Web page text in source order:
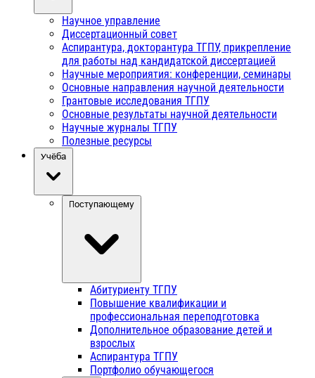
Научное управление
Диссертационный совет
Аспирантура, докторантура ТГПУ, прикрепление
для работы над кандидатской диссертацией
Научные мероприятия: конференции, семинары
Основные направления научной деятельности
Грантовые исследования ТГПУ
Основные результаты научной деятельности
Научные журналы ТГПУ
Полезные ресурсы
Учёба
Поступающему
Абитуриенту ТГПУ
Повышение квалификации и
профессиональная переподготовка
Дополнительное образование детей и
взрослых
Аспирантура ТГПУ
Портфолио обучающегося